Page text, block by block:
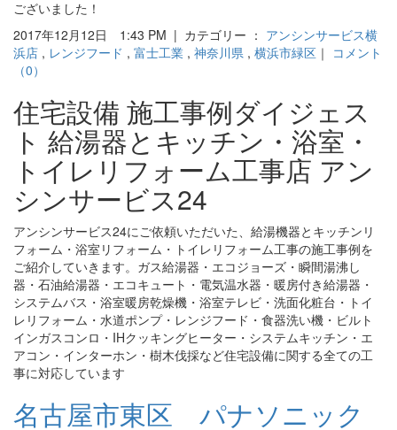
ございました！
2017年12月12日 1:43 PM | カテゴリー ： アンシンサービス横
浜店 , レンジフード , 富士工業 , 神奈川県 , 横浜市緑区 ｜ コメント
（0）
住宅設備 施工事例ダイジェス
ト 給湯器とキッチン・浴室・
トイレリフォーム工事店 アン
シンサービス24
アンシンサービス24にご依頼いただいた、給湯機器とキッチンリ
フォーム・浴室リフォーム・トイレリフォーム工事の施工事例を
ご紹介していきます。ガス給湯器・エコジョーズ・瞬間湯沸し
器・石油給湯器・エコキュート・電気温水器・暖房付き給湯器・
システムバス・浴室暖房乾燥機・浴室テレビ・洗面化粧台・トイ
レリフォーム・水道ポンプ・レンジフード・食器洗い機・ビルト
インガスコンロ・IHクッキングヒーター・システムキッチン・エ
アコン・インターホン・樹木伐採など住宅設備に関する全ての工
事に対応しています
名古屋市東区 パナソニック